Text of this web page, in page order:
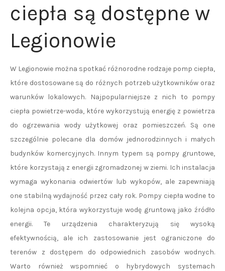
ciepła są dostępne w
Legionowie
W Legionowie można spotkać różnorodne rodzaje pomp ciepła,
które dostosowane są do różnych potrzeb użytkowników oraz
warunków lokalowych. Najpopularniejsze z nich to pompy
ciepła powietrze-woda, które wykorzystują energię z powietrza
do ogrzewania wody użytkowej oraz pomieszczeń. Są one
szczególnie polecane dla domów jednorodzinnych i małych
budynków komercyjnych. Innym typem są pompy gruntowe,
które korzystają z energii zgromadzonej w ziemi. Ich instalacja
wymaga wykonania odwiertów lub wykopów, ale zapewniają
one stabilną wydajność przez cały rok. Pompy ciepła wodne to
kolejna opcja, która wykorzystuje wodę gruntową jako źródło
energii. Te urządzenia charakteryzują się wysoką
efektywnością, ale ich zastosowanie jest ograniczone do
terenów z dostępem do odpowiednich zasobów wodnych.
Warto również wspomnieć o hybrydowych systemach